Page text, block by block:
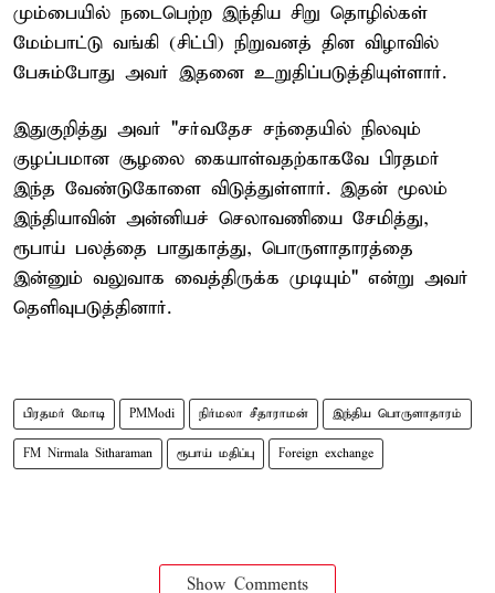
மும்பையில் நடைபெற்ற இந்திய சிறு தொழில்கள்
மேம்பாட்டு வங்கி (சிட்பி) நிறுவனத் தின விழாவில்
பேசும்போது அவர் இதனை உறுதிப்படுத்தியுள்ளார்.
இதுகுறித்து அவர் "சர்வதேச சந்தையில் நிலவும்
குழப்பமான சூழலை கையாள்வதற்காகவே பிரதமர்
இந்த வேண்டுகோளை விடுத்துள்ளார். இதன் மூலம்
இந்தியாவின் அன்னியச் செலாவணியை சேமித்து,
ரூபாய் பலத்தை பாதுகாத்து, பொருளாதாரத்தை
இன்னும் வலுவாக வைத்திருக்க முடியும்" என்று அவர்
தெளிவுபடுத்தினார்.
பிரதமர் மோடி PMModi நிர்மலா சீதாராமன் இந்திய பொருளாதாரம்
FM Nirmala Sitharaman ரூபாய் மதிப்பு Foreign exchange
Show Comments